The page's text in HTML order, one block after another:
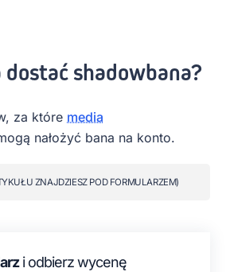
dostać shadowbana?
za które media
nałożyć bana na konto.
ZNAJDZIESZ POD FORMULARZEM)
i odbierz wycenę